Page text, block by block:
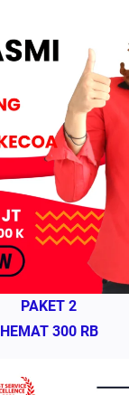
PAKET 2
HEMAT 300 RB